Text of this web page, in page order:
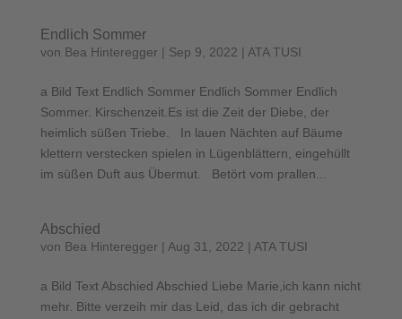
Endlich Sommer
von Bea Hinteregger | Sep 9, 2022 | ATA TUSI
a Bild Text Endlich Sommer Endlich Sommer Endlich
Sommer. Kirschenzeit.Es ist die Zeit der Diebe, der
heimlich süßen Triebe. In lauen Nächten auf Bäume
klettern verstecken spielen in Lügenblättern, eingehüllt
im süßen Duft aus Übermut. Betört vom prallen...
Abschied
von Bea Hinteregger | Aug 31, 2022 | ATA TUSI
a Bild Text Abschied Abschied Liebe Marie,ich kann nicht
mehr. Bitte verzeih mir das Leid, das ich dir gebracht